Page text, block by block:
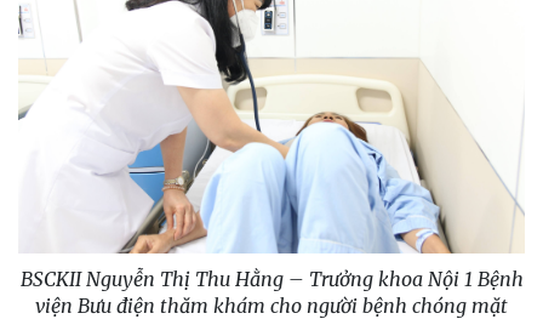
BSCKII Nguyễn Thị Thu Hằng – Trưởng khoa Nội 1 Bệnh
viện Bưu điện thăm khám cho người bệnh chóng mặt